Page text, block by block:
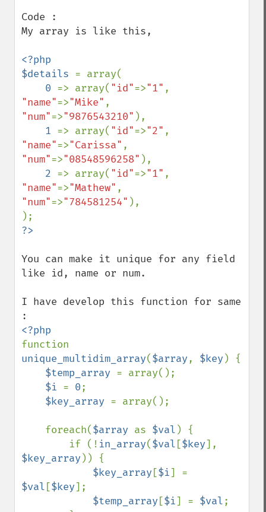
Code :
My array is like this,
<?php
$details = array(
0 => array( "id"=>"1"
"name"=>"Mike"
"num"=>"9876543210" ),
1 => array( "id"=>"2"
"name"=>"Carissa"
"num"=>"08548596258" ),
2 => array( "id"=>"1"
"name"=>"Mathew"
"num"=>"784581254" ),
You can make it unique for any field
like id, name or num.
I have develop this function for same
unique_multidim_array($array, $key ) {
$temp_array = array();
$i = 0;
$key_array = array();
    foreach(
$array as $val ) {
        if (!
in_array($val [$key
$key_array )) {
$key_array [$i
$val [$key];
$temp_array [$i] = $val;